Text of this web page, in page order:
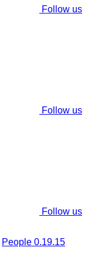
Follow us
Follow us
Follow us
People 0.19.15